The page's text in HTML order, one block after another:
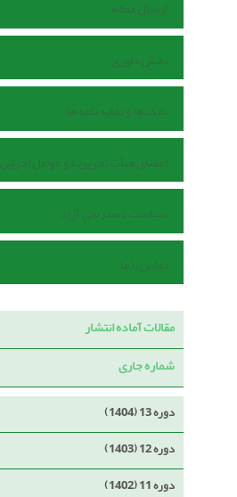
ارسال مقاله
بخش داوری
بانک ها و نمایه نامه ها
اعضای هیأت تحریریه و عوامل اجرایی
سیاست دسترسی آزاد
تماس با ما
مقالات آماده انتشار
شماره جاری
دوره 13 (1404)
دوره 12 (1403)
دوره 11 (1402)